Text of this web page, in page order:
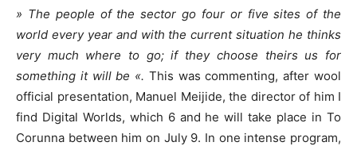
» The people of the sector go four or five sites of the
world every year and with the current situation he thinks
very much where to go; if they choose theirs us for
something it will be «. This was commenting, after wool
official presentation, Manuel Meijide, the director of him I
find Digital Worlds, which 6 and he will take place in To
Corunna between him on July 9. In one intense program,